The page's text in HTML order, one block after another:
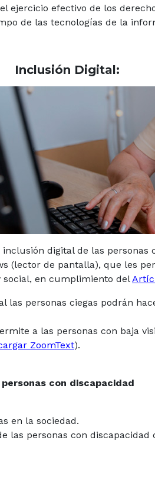
ejercicio efectivo de los
de las tecnologías de la
Inclusión Digital:
digital de las personas
(lector de pantalla), que les
en cumplimiento del
personas ciegas podrán
a las personas con baja
ZoomText).
con discapacidad
en la sociedad.
las personas con